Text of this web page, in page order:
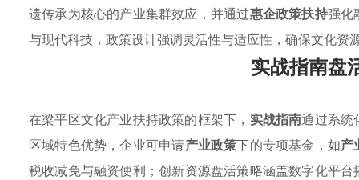
遗传承为核心的产业集群效应，并通过惠企政策扶持强化
与现代科技，政策设计强调灵活性与适应性，确保文化资
实战指南盘
在梁平区文化产业扶持政策的框架下， 实战指南通过系统
区域特色优势，企业可申请产业政策下的专项基金，如产
税收减免与融资便利；创新资源盘活策略涵盖数字化平